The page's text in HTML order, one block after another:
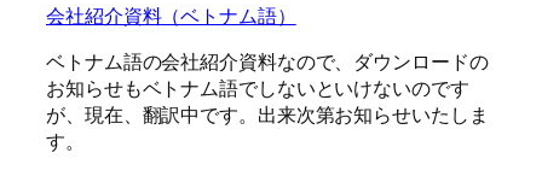
会社紹介資料（ベトナム語）
ベトナム語の会社紹介資料なので、ダウンロードの
お知らせもベトナム語でしないといけないのです
が、現在、翻訳中です。出来次第お知らせいたしま
す。